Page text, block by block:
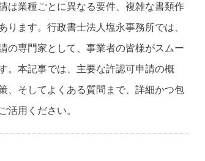
は業種ごとに異なる要件、複雑な書類作
ます。行政書士法人塩永事務所では、
の専門家として、事業者の皆様がスムー
。本記事では、主要な許認可申請の概
、そしてよくある質問まで、詳細かつ包
活用ください。